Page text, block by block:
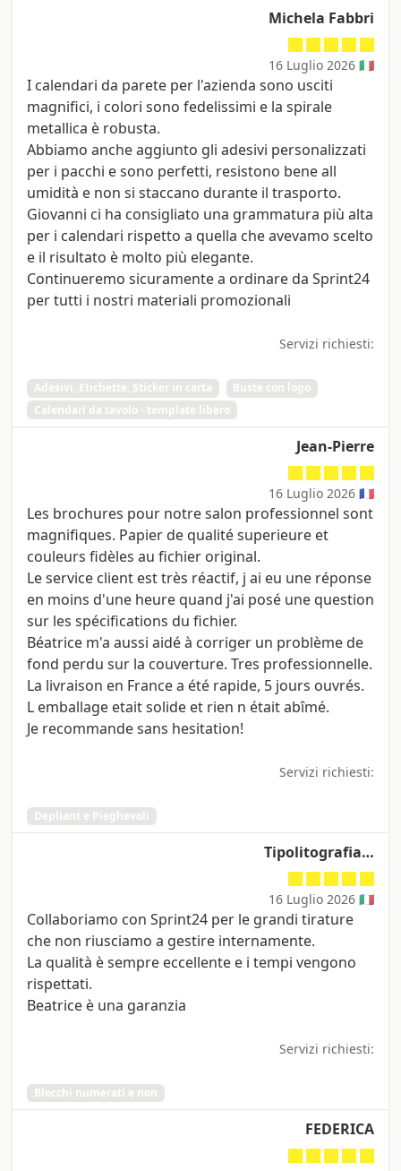
Michela Fabbri
16 Luglio 2026 🇮🇹
I calendari da parete per l'azienda sono usciti
magnifici, i colori sono fedelissimi e la spirale
metallica è robusta.
Abbiamo anche aggiunto gli adesivi personalizzati
per i pacchi e sono perfetti, resistono bene all
umidità e non si staccano durante il trasporto.
Giovanni ci ha consigliato una grammatura più alta
per i calendari rispetto a quella che avevamo scelto
e il risultato è molto più elegante.
Continueremo sicuramente a ordinare da Sprint24
per tutti i nostri materiali promozionali
Servizi richiesti:
Adesivi, Etichette, Sticker in carta
Buste con logo
Calendari da tavolo - template libero
Jean-Pierre
16 Luglio 2026 🇫🇷
Les brochures pour notre salon professionnel sont
magnifiques. Papier de qualité superieure et
couleurs fidèles au fichier original.
Le service client est très réactif, j ai eu une réponse
en moins d'une heure quand j'ai posé une question
sur les spécifications du fichier.
Béatrice m'a aussi aidé à corriger un problème de
fond perdu sur la couverture. Tres professionnelle.
La livraison en France a été rapide, 5 jours ouvrés.
L emballage etait solide et rien n était abîmé.
Je recommande sans hesitation!
Servizi richiesti:
Depliant e Pieghevoli
Tipolitografia…
16 Luglio 2026 🇮🇹
Collaboriamo con Sprint24 per le grandi tirature
che non riusciamo a gestire internamente.
La qualità è sempre eccellente e i tempi vengono
rispettati.
Beatrice è una garanzia
Servizi richiesti:
Blocchi numerati e non
FEDERICA